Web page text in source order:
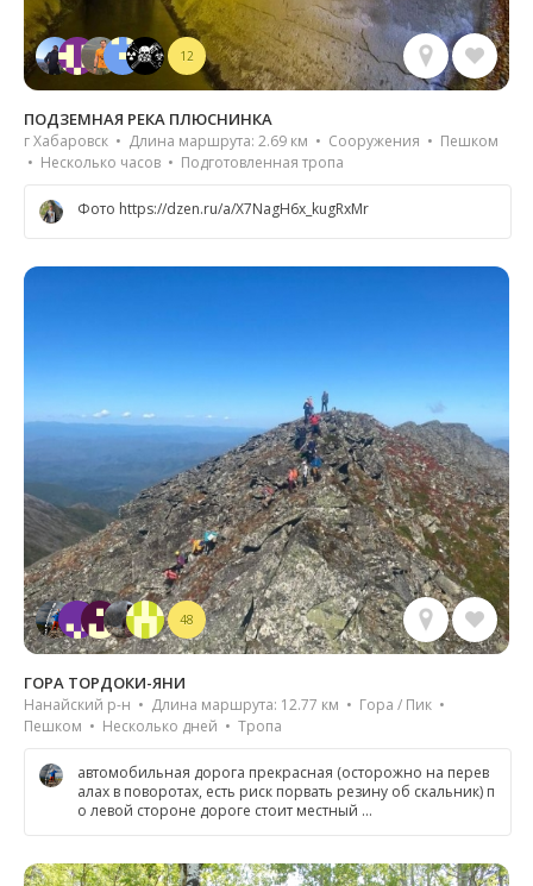
12
ПОДЗЕМНАЯ РЕКА ПЛЮСНИНКА
г Хабаровск • Длина маршрута: 2.69 км • Сооружения • Пешком
• Несколько часов • Подготовленная тропа
Фото https://dzen.ru/a/X7NagH6x_kugRxMr
48
ГОРА ТОРДОКИ-ЯНИ
Нанайский р-н • Длина маршрута: 12.77 км • Гора / Пик •
Пешком • Несколько дней • Тропа
автомобильная дорога прекрасная (осторожно на перев
алах в поворотах, есть риск порвать резину об скальник) п
о левой стороне дороге стоит местный …